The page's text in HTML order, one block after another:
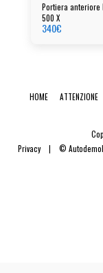
Portiera anteriore
500 X
340€
Privacy| ©
HOME ATTENZIONE